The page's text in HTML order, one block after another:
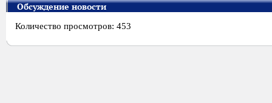
Обсуждение новости
Количество просмотров: 453